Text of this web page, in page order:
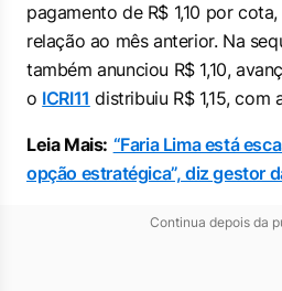
pagamento de R$ 1,10 por
relação ao mês anterior. Na
também anunciou R$ 1,10,
o ICRI11 distribuiu R$ 1,15, com
Leia Mais: “Faria Lima está
opção estratégica”, diz gestor
Continua depois da